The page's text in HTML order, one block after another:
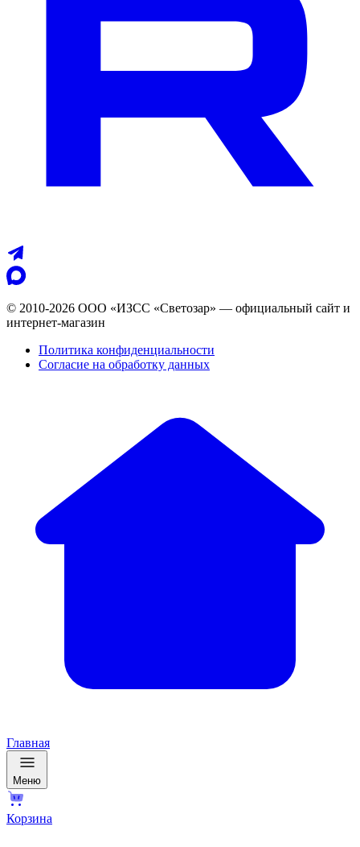
© 2010-2026 ООО «ИЗСС «Светозар» — официальный сайт и
интернет-магазин
Политика конфиденциальности
Согласие на обработку данных
Главная
Меню
Корзина